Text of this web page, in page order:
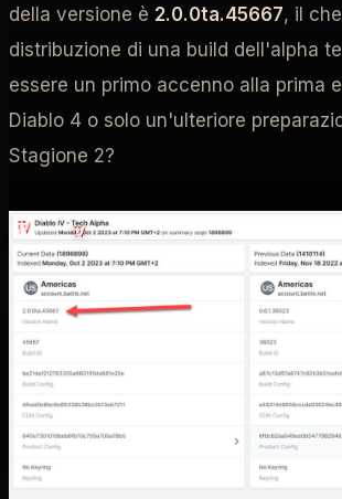
Home/ Diablo IV
Diablo IV - il
di test si
Prima
Stagione 2?
della versione è 2.0.0ta.45667, il
distribuzione di una build dell'alpha
essere un primo accenno alla prima
Diablo 4 o solo un'ulteriore
Stagione 2?